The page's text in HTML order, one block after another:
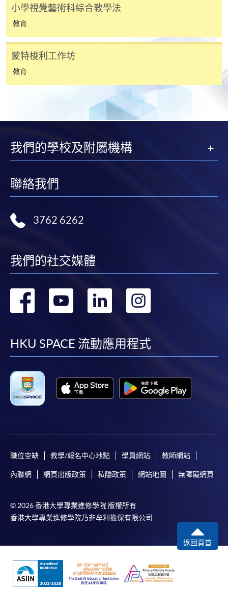
人或報名中心。
選用網上報名服務必須在已接駁互聯網及支援
申請人不應閒置申請超過10分鐘。否則，申請人
必須重新開始整個申請程序。
報讀優惠，請親臨學院的報名中心報名。
在網上報名過程中，由於提交課程申請和付款在系
功被獲取錄。任何不成功的申請，課程組職員將儘
程/科目只可提交一次申請。
子郵件帳戶。請保留確定回條作日後查詢用途。
法例規定外，一切已繳費用，概不退還。
如須甄選入學，則正式收據並不可作為 閣下已獲
學費。
免責聲明
本學院會力求在有關網頁上刊載的資訊正確和合時，但本學院
會保證下列各項：資訊並無侵犯版權，資訊可安全使用、資訊
準確、資訊適合任何目的、資訊不含電腦病毒等。
因所導致的任何損失，一概不負責；上述原因包括：（1）由
付款銀行或獨立商戶因為付款的網關在處理付款的信用卡、付
款卡、智能卡或其他付款的設施時出現任何信息或資訊傳送的
失誤、延誤、中斷、中止、或限制（2）從付款的網關傳送而
來的任何信息或資訊中出現的疏忽、錯誤、誤差或遺漏；
（3）付款的網關在完成網上付款時出現的故障、失靈、或失
小學視覺藝術科綜合教學法
教育
蒙特梭利工作坊
教育
我們的學校及附屬機構
聯絡我們
3762 6262
我們的社交媒體
轉
facebook
轉
youtube
轉
linkedin
HKU SPACE 流動應用程式
職位空缺 教學/報名中心地點 學員網站 教師網站
內聯網 網頁出版政策 私隱政策 網站地圖 無障礙網頁
© 2026 香港大學專業進修學院 版權所有
香港大學專業進修學院乃非牟利擔保有限公司
返回頁首